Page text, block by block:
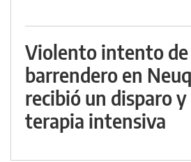
Violento intento de
barrendero en
recibió un disparo y
terapia intensiva